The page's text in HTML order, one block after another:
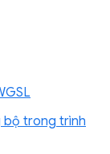
bộ trong trình